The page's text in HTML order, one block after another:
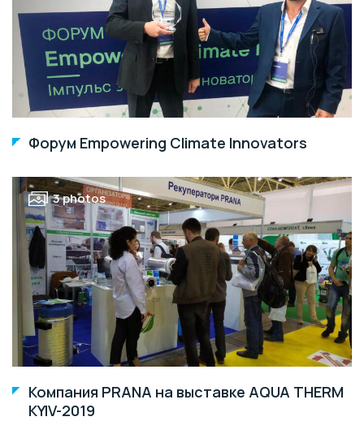
Форум Empowering Climate Innovators
3 photos
Компания PRANA на выставке AQUA THERM
KYIV-2019